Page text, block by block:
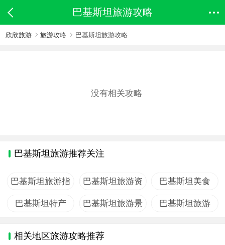
巴基斯坦旅游攻略
欣欣旅游 旅游攻略 巴基斯坦旅游攻略
没有相关攻略
巴基斯坦旅游推荐关注
巴基斯坦旅游指
南
巴基斯坦旅游资
讯
巴基斯坦美食
巴基斯坦特产
巴基斯坦旅游景
巴基斯坦旅游
相关地区旅游攻略推荐